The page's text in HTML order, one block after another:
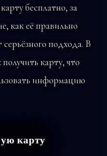
бесплатно, за
как её правильно
подхода. В
карту, что
информацию
карту